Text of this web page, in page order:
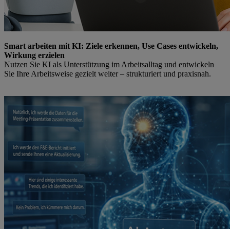
Smart arbeiten mit KI: Ziele erkennen, Use Cases entwickeln,
Wirkung erzielen
Nutzen Sie KI als Unterstützung im Arbeitsalltag und entwickeln
Sie Ihre Arbeitsweise gezielt weiter – strukturiert und praxisnah.